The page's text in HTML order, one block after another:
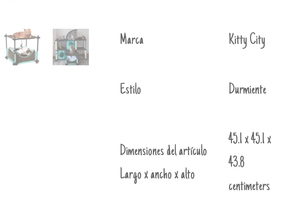
Marca Kitty City
Estilo Durmiente
Dimensiones del artículo
Largo x ancho x alto
45.1 x 45.1 x
43.8
centimeters